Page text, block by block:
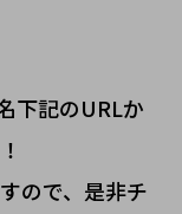
下記のURLか
ので、是非チ